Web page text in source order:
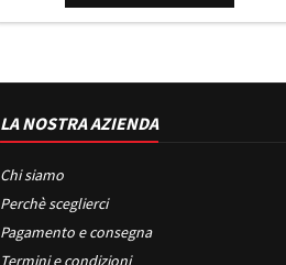
LA NOSTRA AZIENDA
Chi siamo
Perchè sceglierci
Pagamento e consegna
Termini e condizioni